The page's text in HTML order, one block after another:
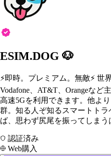
ESIM.DOG 🐶
⚡️即時。プレミアム。無敵⚡️ 世
Vodafone、AT&T、Orangeなど
高速5Gを利用できます。他よ
群。知る人ぞ知るスマートト
ば、思わず尻尾を振ってしまう
認証済み
Web購入